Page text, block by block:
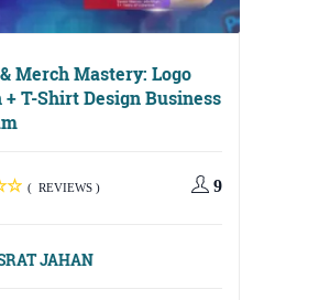
Merch Mastery: Logo
+ T-Shirt Design Business
( REVIEWS ) 9
JAHAN